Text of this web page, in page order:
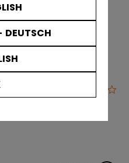
DEUTSCH
4 out of 5